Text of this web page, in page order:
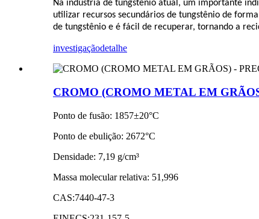
Na indústria de tungstênio atual, um importante
utilizar recursos secundários de tungstênio de
de tungstênio e é fácil de recuperar, tornando a
investigaçãodetalhe
CROMO (CROMO METAL EM
Ponto de fusão: 1857±20°C
Ponto de ebulição: 2672°C
Densidade: 7,19 g/cm³
Massa molecular relativa: 51,996
CAS:7440-47-3